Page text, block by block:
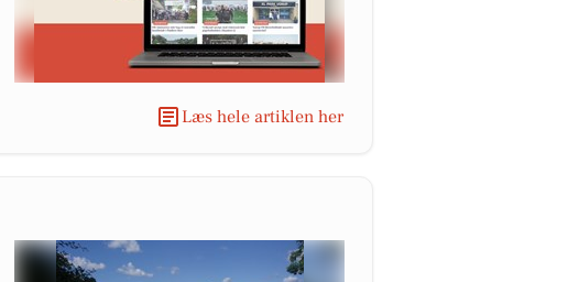
Læs hele artiklen her